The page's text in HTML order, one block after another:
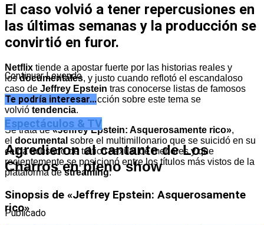
El caso volvió a tener repercusiones en
las últimas semanas y la producción se
convirtió en furor.
Netflix tiende a apostar fuerte por las historias reales y
losdocumentales, y justo cuando reflotó el escandaloso
caso de Jeffrey Epstein tras conocerse listas de famosos
involucrados, la producción sobre este tema se
volvió tendencia.
Se trata de«Jeffrey Epstein: Asquerosamente rico»,
el documental sobre el multimillonario que se suicidó en su
celda acusado de tráfico sexual de menores y que
recientemente se posicionó entre los títulos más vistos de la
plataforma destreaming.
Sinopsis de «Jeffrey Epstein: Asquerosamente
rico»
Continuar Leyendo
Te podría interesar...
Espectáculos & TV
Agredieron al cantante de Los
Charros en pleno show
Publicado